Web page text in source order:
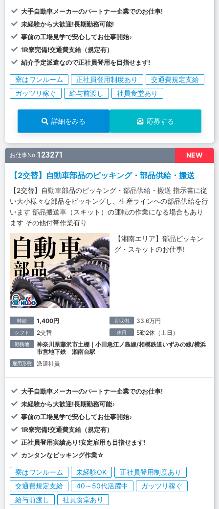
大手自動車メーカーのパートナー企業でのお仕事!
未経験から大歓迎!長期勤務可能!
事前の工場見学で安心してお仕事開始♪
1R寮完備!交通費支給（規定有）
紹介予定派遣なので正社員登用を目指せます!
寮はワンルーム 正社員登用制度あり
交通費規定支給
ガッツリ稼ぐ
給与前渡し 社員食堂あり
詳細をみる 応募する
NEW
お仕事No.123271
【2交替】自動車部品のピッキング・部品供給・搬送
【2交替】自動車部品のピッキング・部品供給・搬送 指示書に従
い大小様々な部品をピッキングし、生産ラインへの部品供給を行
います 部品搬送車（スキット）の運転の作業になる場合もあり
ます その他付帯作業有り
【湘南エリア】部品ピッキン
グ・スキットのお仕事!
時給 1,400円 月収例 33.6万円
シフト 2交替 休日 5勤2休（土日）
勤務地
神奈川県藤沢市土棚｜小田急江ノ島線/相模鉄道いずみの線/横浜
市営地下鉄 湘南台駅
雇用形態 派遣社員
大手自動車メーカーのパートナー企業でのお仕事!
未経験から大歓迎!長期勤務可能♪
事前の工場見学で安心してお仕事開始♪
1R寮完備!交通費支給（規定有）
正社員登用実績あり!安定雇用も目指せます!
カンタンなピッキング作業☆
寮はワンルーム 未経験OK
正社員登用制度あり
交通費規定支給
40～50代活躍中
ガッツリ稼ぐ
給与前渡し
社員食堂あり